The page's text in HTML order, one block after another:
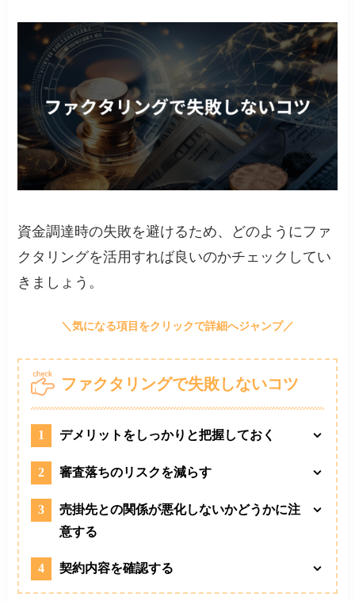
資金調達時の失敗を避けるため、どのようにファ
クタリングを活用すれば良いのかチェックしてい
きましょう。
ファクタリングで失敗しないコツ
1 デメリットをしっかりと把握しておく
2 審査落ちのリスクを減らす
3
売掛先との関係が悪化しないかどうかに注
意する
4 契約内容を確認する